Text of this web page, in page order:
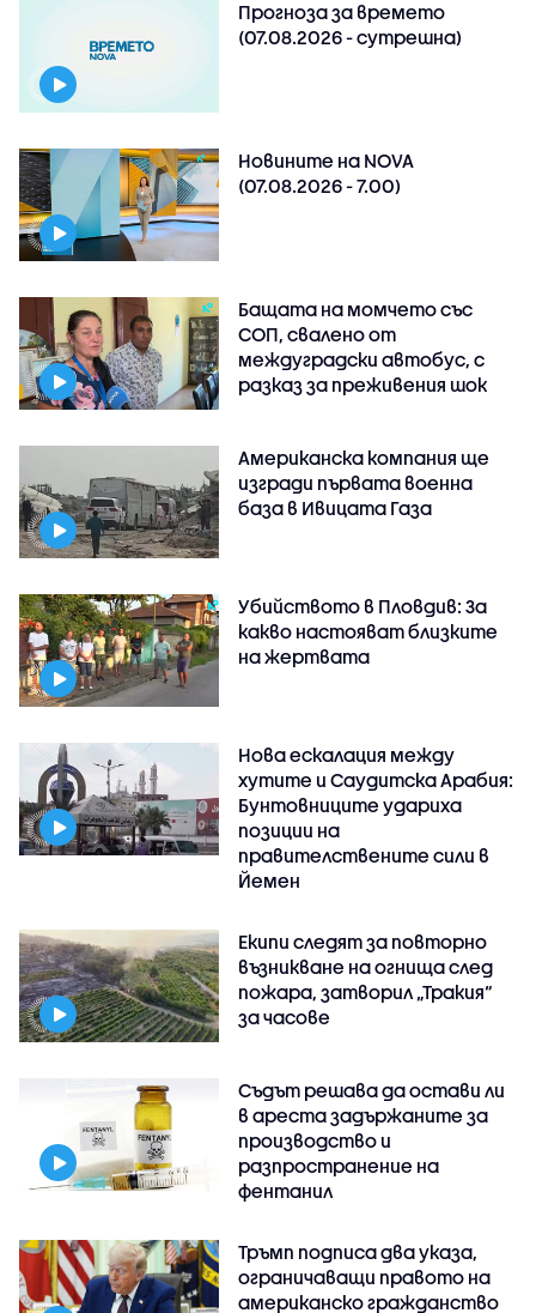
Прогноза за времето
(07.08.2026 - сутрешна)
Новините на NOVA
(07.08.2026 - 7.00)
Бащата на момчето със
СОП, свалено от
междуградски автобус, с
разказ за преживения шок
Американска компания ще
изгради първата военна
база в Ивицата Газа
Убийството в Пловдив: За
какво настояват близките
на жертвата
Нова ескалация между
хутите и Саудитска Арабия:
Бунтовниците удариха
позиции на
правителствените сили в
Йемен
Екипи следят за повторно
възникване на огнища след
пожара, затворил „Тракия“
за часове
Съдът решава да остави ли
в ареста задържаните за
производство и
разпространение на
фентанил
Тръмп подписа два указа,
ограничаващи правото на
американско гражданство